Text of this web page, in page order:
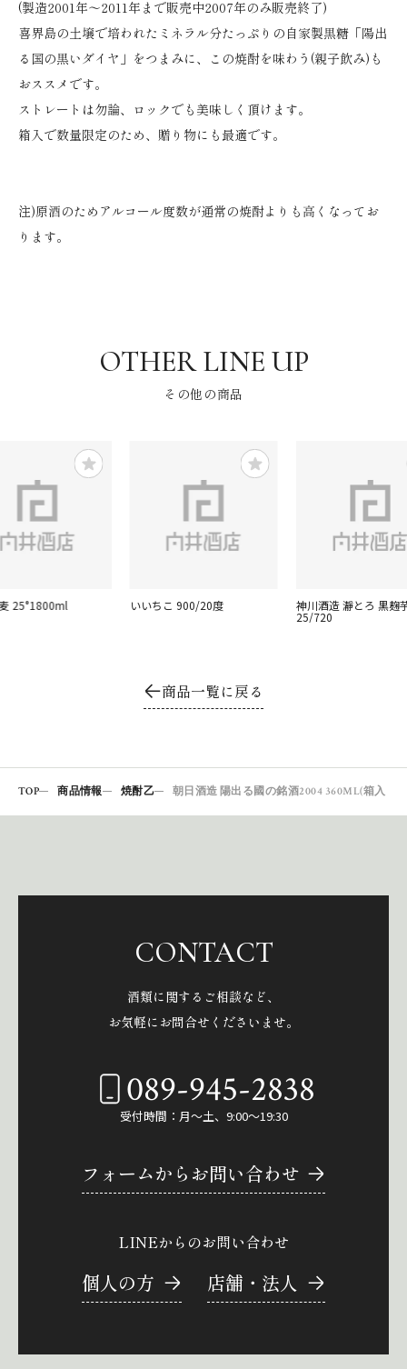
(製造2001年～2011年まで販売中2007年のみ販売終了)
喜界島の土壌で培われたミネラル分たっぷりの自家製黒糖「陽出
る国の黒いダイヤ」をつまみに、この焼酎を味わう(親子飲み)も
おススメです。
ストレートは勿論、ロックでも美味しく頂けます。
箱入で数量限定のため、贈り物にも最適です。
注)原酒のためアルコール度数が通常の焼酎よりも高くなってお
ります。
その他の商品
25°1800ml いいちこ 900/20度 神川酒造 瀞とろ 黒麹
25/720
商品一覧に戻る
TOP 商品情報 焼酎乙 朝日酒造 陽出る國の銘酒2004 360ML(箱入
CONTACT
酒類に関するご相談など、
お気軽にお問合せくださいませ。
089-945-2838
受付時間：月～土、9:00～19:30
フォームからお問い合わせ
LINEからのお問い合わせ
個人の方 店舗・法人